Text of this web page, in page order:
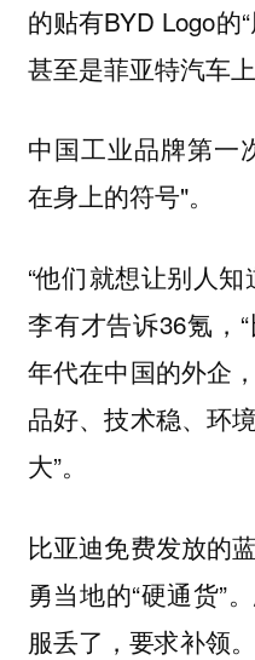
的贴有BYD Logo的
甚至是菲亚特汽车上
中国工业品牌第一
在身上的符号"。
“他们就想让别人知
李有才告诉36氪，
年代在中国的外企
品好、技术稳、环
大”。
比亚迪免费发放的
勇当地的“硬通货”
服丢了，要求补领。